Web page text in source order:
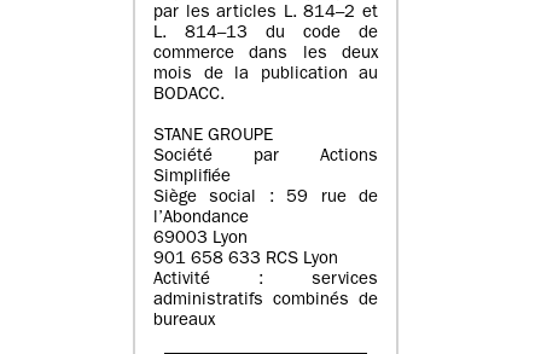
par les articles L. 814–2 et
L. 814–13 du code de
commerce dans les deux
mois de la publication au
BODACC.
STANE GROUPE
Société par Actions
Simplifiée
Siège social : 59 rue de
l’Abondance
69003 Lyon
901 658 633 RCS Lyon
Activité : services
administratifs combinés de
bureaux